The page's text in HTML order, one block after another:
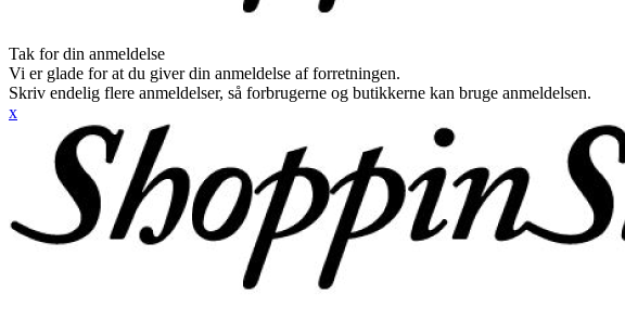
Tak for din anmeldelse
Vi er glade for at du giver din anmeldelse af forretningen.
Skriv endelig flere anmeldelser, så forbrugerne og butikkerne kan bruge anmeldelsen.
x